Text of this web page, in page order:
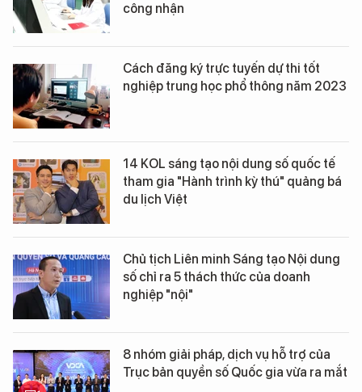
công nhận
Cách đăng ký trực tuyến dự thi tốt
nghiệp trung học phổ thông năm 2023
14 KOL sáng tạo nội dung số quốc tế
tham gia "Hành trình kỳ thú" quảng bá
du lịch Việt
Chủ tịch Liên minh Sáng tạo Nội dung
số chỉ ra 5 thách thức của doanh
nghiệp "nội"
8 nhóm giải pháp, dịch vụ hỗ trợ của
Trục bản quyền số Quốc gia vừa ra mắt